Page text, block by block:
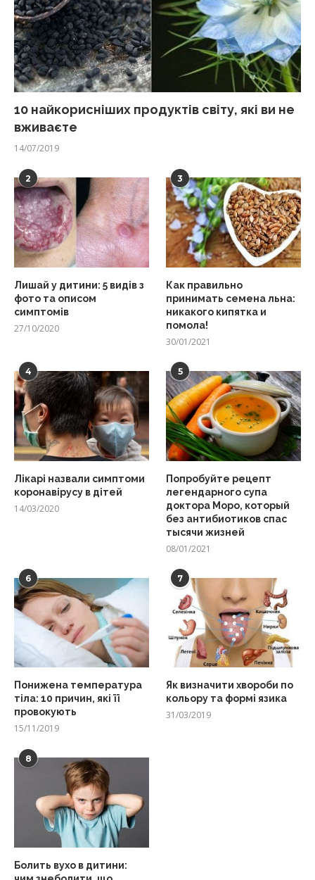
10 найкорисніших продуктів світу, які ви не
вживаєте
14/07/2019
2
Лишай у дитини: 5 видів з
фото та описом
симптомів
27/10/2020
3
Как правильно
принимать семена льна:
никакого кипятка и
помола!
30/01/2021
4
Лікарі назвали симптоми
коронавірусу в дітей
14/03/2020
5
Попробуйте рецепт
легендарного супа
доктора Моро, который
без антибиотиков спас
тысячи жизней
08/01/2021
6
Понижена температура
тіла: 10 причин, які її
провокують
15/11/2019
7
Як визначити хвороби по
кольору та формі язика
31/03/2019
8
Болить вухо в дитини: